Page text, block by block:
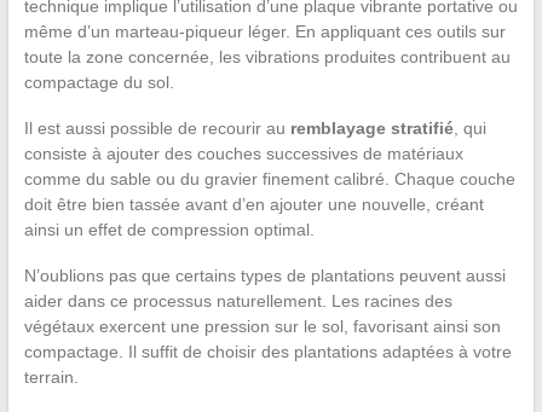
technique implique l’utilisation d’une plaque vibrante portative ou
même d’un marteau-piqueur léger. En appliquant ces outils sur
toute la zone concernée, les vibrations produites contribuent au
compactage du sol.
Il est aussi possible de recourir au remblayage stratifié, qui
consiste à ajouter des couches successives de matériaux
comme du sable ou du gravier finement calibré. Chaque couche
doit être bien tassée avant d’en ajouter une nouvelle, créant
ainsi un effet de compression optimal.
N’oublions pas que certains types de plantations peuvent aussi
aider dans ce processus naturellement. Les racines des
végétaux exercent une pression sur le sol, favorisant ainsi son
compactage. Il suffit de choisir des plantations adaptées à votre
terrain.